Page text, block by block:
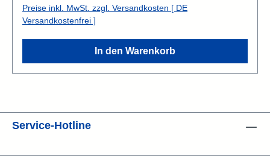
Preise inkl. MwSt. zzgl. Versandkosten [ DE
Versandkostenfrei ]
In den Warenkorb
Service-Hotline